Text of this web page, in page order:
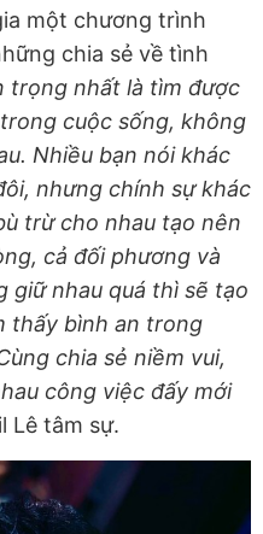
một chương trình
chia sẻ về tình
trọng nhất là tìm được
cuộc sống, không
Nhiều bạn nói khác
nhưng chính sự khác
trừ cho nhau tạo nên
cả đối phương và
giữ nhau quá thì sẽ tạo
thấy bình an trong
chia sẻ niềm vui,
công việc đấy mới
Lê tâm sự.